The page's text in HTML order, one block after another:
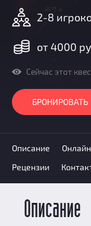
Добавить квест
2-8
от 4000
Сейчас этот
БРОНИРОВАТЬ
Описание
Рецензии
Описание